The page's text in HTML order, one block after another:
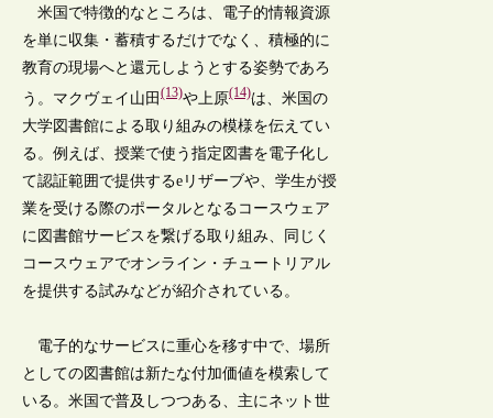
米国で特徴的なところは、電子的情報資源
を単に収集・蓄積するだけでなく、積極的に
教育の現場へと還元しようとする姿勢であろ
う。マクヴェイ山田(13)や上原(14)は、米国の
大学図書館による取り組みの模様を伝えてい
る。例えば、授業で使う指定図書を電子化し
て認証範囲で提供するeリザーブや、学生が授
業を受ける際のポータルとなるコースウェア
に図書館サービスを繋げる取り組み、同じく
コースウェアでオンライン・チュートリアル
を提供する試みなどが紹介されている。
電子的なサービスに重心を移す中で、場所
としての図書館は新たな付加価値を模索して
いる。米国で普及しつつある、主にネット世